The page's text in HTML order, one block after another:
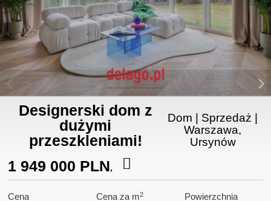
Designerski dom z
dużymi
przeszkleniami!
Dom | Sprzedaż |
Warszawa,
Ursynów
1 949 000 PLN
Cena Cena za m2 Powierzchnia